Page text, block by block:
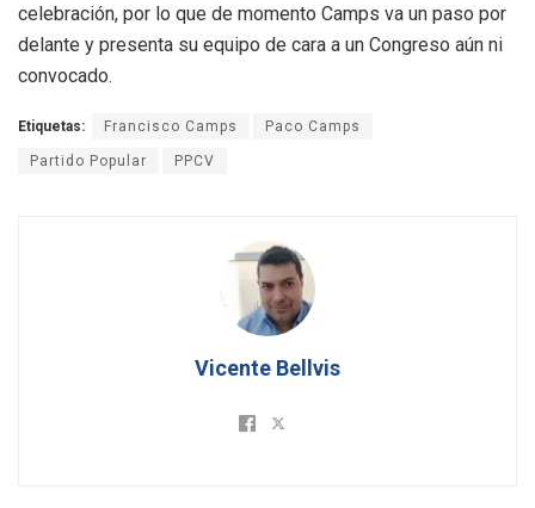
celebración, por lo que de momento Camps va un paso por
delante y presenta su equipo de cara a un Congreso aún ni
convocado.
Etiquetas: Francisco Camps Paco Camps
Partido Popular PPCV
Vicente Bellvis